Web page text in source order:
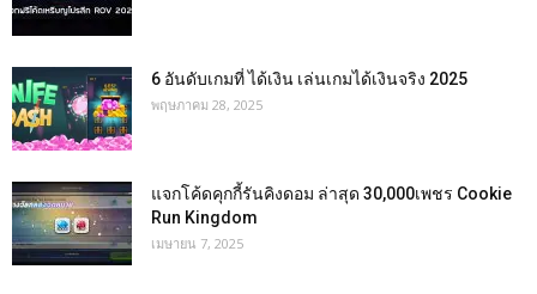
6 อันดับเกมที่ ได้เงิน เล่นเกมได้เงินจริง 2025
พฤษภาคม 28, 2025
แจกโค้ดคุกกี้รันคิงดอม ล่าสุด 30,000เพชร Cookie
Run Kingdom
เมษายน 7, 2025